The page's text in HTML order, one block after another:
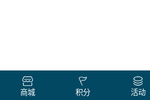
商城 积分 活动